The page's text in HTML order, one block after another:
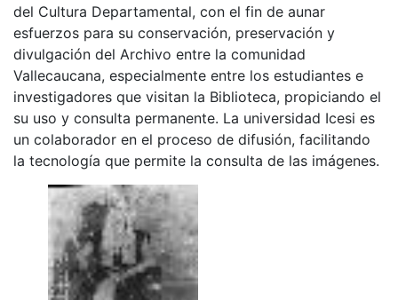
del Cultura Departamental, con el fin de aunar
esfuerzos para su conservación, preservación y
divulgación del Archivo entre la comunidad
Vallecaucana, especialmente entre los estudiantes e
investigadores que visitan la Biblioteca, propiciando el
su uso y consulta permanente. La universidad Icesi es
un colaborador en el proceso de difusión, facilitando
la tecnología que permite la consulta de las imágenes.